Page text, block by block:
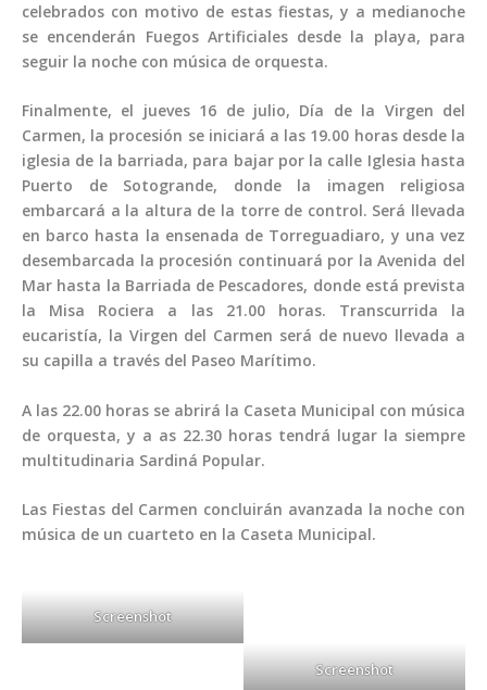
celebrados con motivo de estas fiestas, y a medianoche
se encenderán Fuegos Artificiales desde la playa, para
seguir la noche con música de orquesta.
Finalmente, el jueves 16 de julio, Día de la Virgen del
Carmen, la procesión se iniciará a las 19.00 horas desde la
iglesia de la barriada, para bajar por la calle Iglesia hasta
Puerto de Sotogrande, donde la imagen religiosa
embarcará a la altura de la torre de control. Será llevada
en barco hasta la ensenada de Torreguadiaro, y una vez
desembarcada la procesión continuará por la Avenida del
Mar hasta la Barriada de Pescadores, donde está prevista
la Misa Rociera a las 21.00 horas. Transcurrida la
eucaristía, la Virgen del Carmen será de nuevo llevada a
su capilla a través del Paseo Marítimo.
A las 22.00 horas se abrirá la Caseta Municipal con música
de orquesta, y a as 22.30 horas tendrá lugar la siempre
multitudinaria Sardiná Popular.
Las Fiestas del Carmen concluirán avanzada la noche con
música de un cuarteto en la Caseta Municipal.
Screenshot
Screenshot